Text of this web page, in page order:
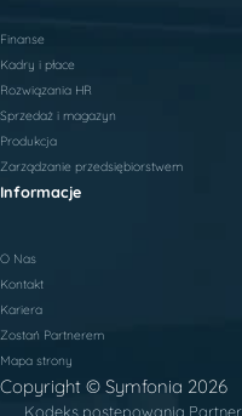
Finanse
Kadry i płace
Rozwiązania HR
Sprzedaż i magazyn
Produkcja
Zarządzanie przedsiębiorstwem
Informacje
O Nas
Kontakt
Kariera
Zostań Partnerem
Mapa strony
Copyright © Symfonia 2026
Kodeks postepowania